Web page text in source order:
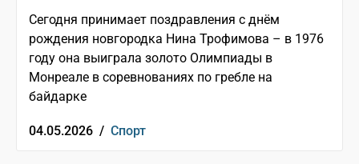
Сегодня принимает поздравления с днём
рождения новгородка Нина Трофимова – в 1976
году она выиграла золото Олимпиады в
Монреале в соревнованиях по гребле на
байдарке
04.05.2026 / Спорт